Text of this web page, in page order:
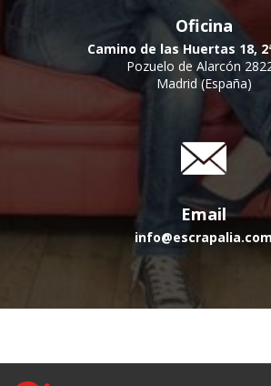
Oficina
Camino de las Huertas 18,
Pozuelo de Alarcón
Madrid (España)
Email
info@escrapalia.com